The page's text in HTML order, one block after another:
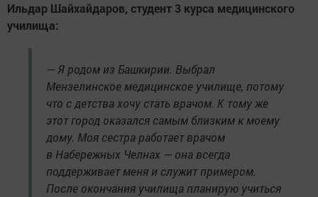
Ильдар Шайхайдаров, студент 3 курса медицинского
училища:
— Я родом из Башкирии. Выбрал
Мензелинское медицинское училище, потому
что с детства хочу стать врачом. К тому же
этот город оказался самым близким к моему
дому. Моя сестра работает врачом
в Набережных Челнах — она всегда
поддерживает меня и служит примером.
После окончания училища планирую учиться